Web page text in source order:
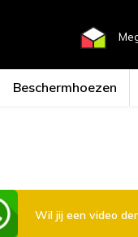
Beschermhoezen
Wil jij een video